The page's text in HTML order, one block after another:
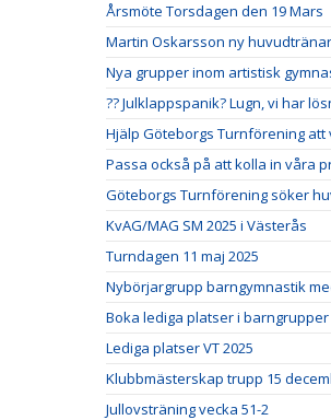
Årsmöte Torsdagen den 19 Mars
Martin Oskarsson ny
Nya grupper inom artistisk
?? Julklappspanik? Lugn, vi har
Hjälp Göteborgs Turnförening att
Passa också på att kolla in våra
Göteborgs Turnförening söker
KvAG/MAG SM 2025 i Västerås
Turndagen 11 maj 2025
Nybörjargrupp barngymnastik
Boka lediga platser i barngrupper
Lediga platser VT 2025
Klubbmästerskap trupp 15
Jullovsträning vecka 51-2